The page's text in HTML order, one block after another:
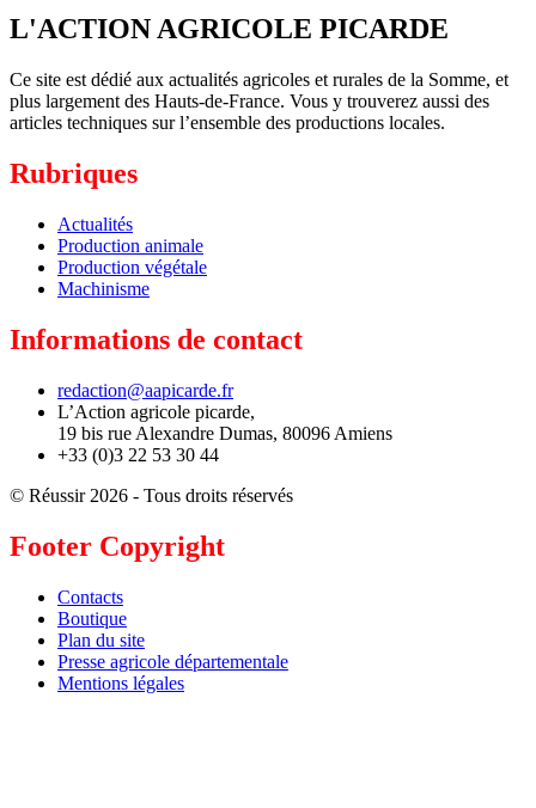
L'ACTION AGRICOLE PICARDE
Ce site est dédié aux actualités agricoles et rurales de la Somme, et
plus largement des Hauts-de-France. Vous y trouverez aussi des
articles techniques sur l’ensemble des productions locales.
Rubriques
Actualités
Production animale
Production végétale
Machinisme
Informations de contact
redaction@aapicarde.fr
L’Action agricole picarde,
19 bis rue Alexandre Dumas, 80096 Amiens
+33 (0)3 22 53 30 44
© Réussir 2026 - Tous droits réservés
Footer Copyright
Contacts
Boutique
Plan du site
Presse agricole départementale
Mentions légales